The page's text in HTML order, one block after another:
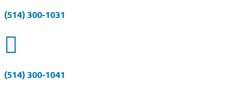
(514) 300-1031

(514) 300-1041